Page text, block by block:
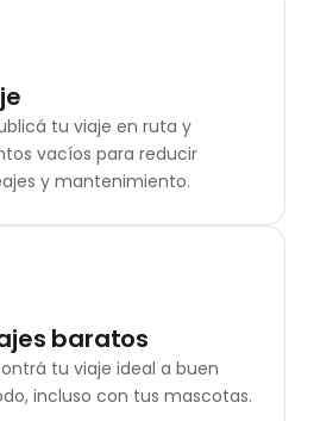
tu viaje en ruta y
vacíos para reducir
y mantenimiento.
baratos
tu viaje ideal a buen
incluso con tus mascotas.